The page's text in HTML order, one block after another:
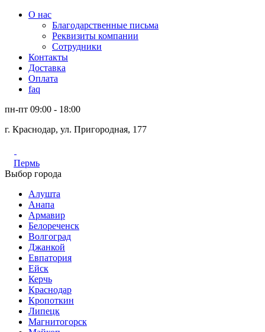
О нас
Благодарственные письма
Реквизиты компании
Сотрудники
Контакты
Доставка
Оплата
faq
пн-пт 09:00 - 18:00
г. Краснодар, ул. Пригородная, 177
Пермь
Выбор города
Алушта
Анапа
Армавир
Белореченск
Волгоград
Джанкой
Евпатория
Ейск
Керчь
Краснодар
Кропоткин
Липецк
Магнитогорск